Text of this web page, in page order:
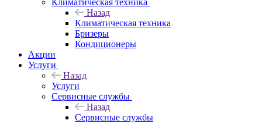
Климатическая техника
Назад
Климатическая техника
Бризеры
Кондиционеры
Акции
Услуги
Назад
Услуги
Сервисные службы
Назад
Сервисные службы